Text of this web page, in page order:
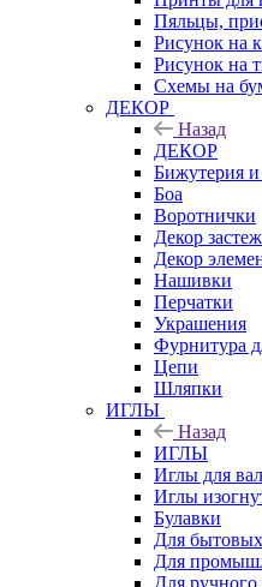
Пяльцы,
Рисунок на
Рисунок на
Схемы на
ДЕКОР
Назад
ДЕКОР
Бижутерия и
Боа
Воротнички
Декор
Декор
Нашивки
Перчатки
Украшения
Фурнитура
Цепи
Шляпки
ИГЛЫ
Назад
ИГЛЫ
Иглы для
Иглы
Булавки
Для
Для
Для